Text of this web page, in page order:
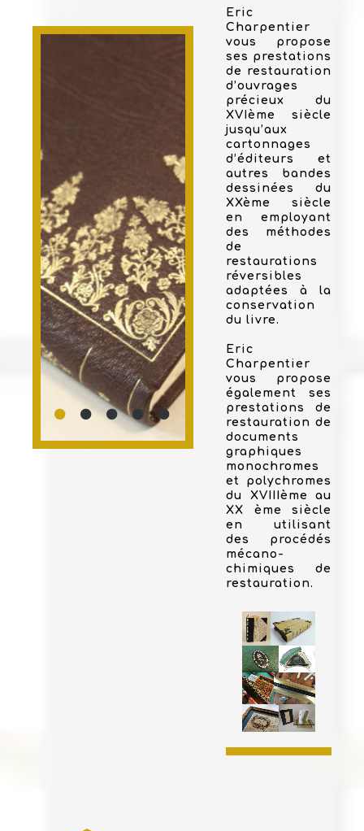
Eric
Charpentier
vous propose
ses prestations
de restauration
d’ouvrages
précieux du
XVIème siècle
jusqu’aux
cartonnages
d’éditeurs et
autres bandes
dessinées du
XXème siècle
en employant
des méthodes
de
restaurations
réversibles
adaptées à la
conservation
du livre.
Eric
Charpentier
vous propose
également ses
prestations de
restauration de
documents
graphiques
monochromes
et polychromes
du XVIIIème au
XX ème siècle
en utilisant
des procédés
mécano-
chimiques de
restauration.